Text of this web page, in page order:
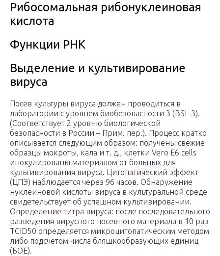
Рибосомальная рибонуклеиновая
кислота
Функции РНК
Выделение и культивирование
вируса
Посев культуры вируса должен проводиться в
лаборатории с уровнем биобезопасности 3 (BSL-3).
(Соответствует 2 уровню биологической
безопасности в России – Прим. пер.). Процесс кратко
описывается следующим образом: получены свежие
образцы мокроты, кала и т. д., клетки Vero E6 cells
инокулированы материалом от больных для
культивирования вируса. Цитопатический эффект
(ЦПЭ) наблюдается через 96 часов. Обнаружение
нуклеиновой кислоты вируса в культуральной среде
свидетельствует об успешном культивировании.
Определение титра вируса: после последовательного
разведения вирусного посевного материала в 10 раз
TCID50 определяется микроцитопатическим методом
либо подсчетом числа бляшкообразующих единиц
(БОЕ).